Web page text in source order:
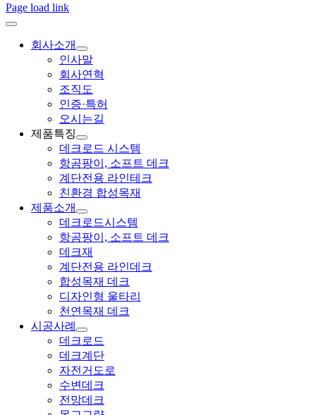
Page load link
회사소개
인사말
회사연혁
조직도
인증·특허
오시는길
제품특징
데크로드 시스템
항곰팡이, 소프트 데크
계단전용 라인테크
친환경 합성목재
제품소개
데크로드시스템
항곰팡이, 소프트 데크
데크재
계단전용 라인데크
합성목재 데크
디자인형 울타리
천연목재 데크
시공사례
데크로드
데크계단
자전거도로
수변데크
전망데크